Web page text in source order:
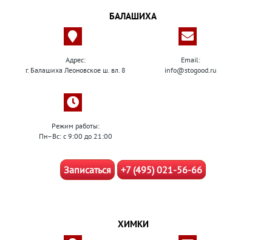
БАЛАШИХА
Адрес:
г. Балашиха Леоновское ш. вл. 8
Email:
info@stogood.ru
Режим работы:
Пн–Вс: с 9:00 до 21:00
Записаться +7 (495) 021-56-66
ХИМКИ